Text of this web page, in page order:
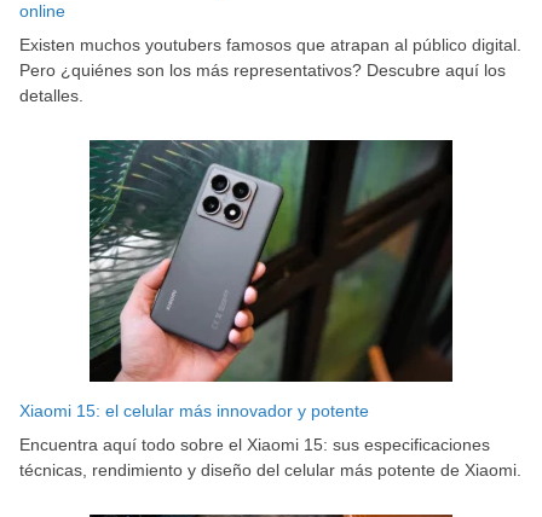
online
Existen muchos youtubers famosos que atrapan al público digital.
Pero ¿quiénes son los más representativos? Descubre aquí los
detalles.
Xiaomi 15: el celular más innovador y potente
Encuentra aquí todo sobre el Xiaomi 15: sus especificaciones
técnicas, rendimiento y diseño del celular más potente de Xiaomi.